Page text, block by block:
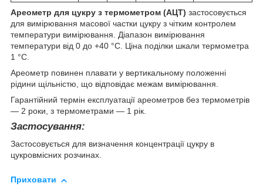
Ареометр для цукру з термометром (АЦТ) застосовується
для вимірювання масової частки цукру з чітким контролем
температури вимірювання. Діапазон вимірювання
температури від 0 до +40 °С. Ціна поділки шкали термометра
1 °С.
Ареометр повинен плавати у вертикальному положенні
рідини щільністю, що відповідає межам вимірювання.
Гарантійний термін експлуатації ареометров без термометрів
― 2 роки, з термометрами ― 1 рік.
Застосування:
Застосовується для визначення концентрації цукру в
цукровмісних розчинах.
Приховати